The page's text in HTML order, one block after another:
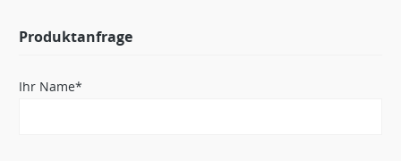
Produktanfrage
Ihr Name*